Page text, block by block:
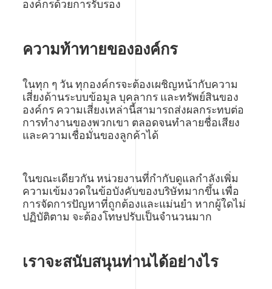
องค์กรด้วยการรับรอง
ความท้าทายขององค์กร
ในทุก ๆ วัน ทุกองค์กรจะต้องเผชิญหน้ากับความ
เสี่ยงด้านระบบข้อมูล บุคลากร และทรัพย์สินของ
องค์กร ความเสี่ยงเหล่านี้สามารถส่งผลกระทบต่อ
การทำงานของพวกเขา ตลอดจนทำลายชื่อเสียง
และความเชื่อมั่นของลูกค้าได้
ในขณะเดียวกัน หน่วยงานที่กำกับดูแลกำลังเพิ่ม
ความเข้มงวดในข้อบังคับของบริษัทมากขึ้น เพื่อ
การจัดการปัญหาที่ถูกต้องและแม่นยำ หากผู้ใดไม่
ปฏิบัติตาม จะต้องโทษปรับเป็นจำนวนมาก
เราจะสนับสนุนท่านได้อย่างไร